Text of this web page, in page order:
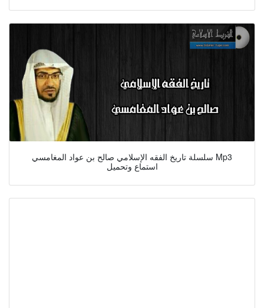
سلسلة تاريخ الفقه الإسلامي صالح بن عواد المغامسي Mp3
استماع وتحميل